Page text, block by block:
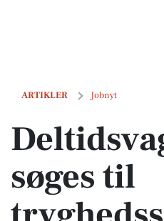
ARTIKLER Jobnyt
Deltidsvagter søges til
søges til